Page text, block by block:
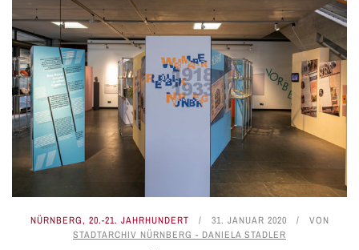
NÜRNBERG, 20.-21. JAHRHUNDERT 31. JANUAR 2020
VON
STADTARCHIV NÜRNBERG - DANIELA STADLER